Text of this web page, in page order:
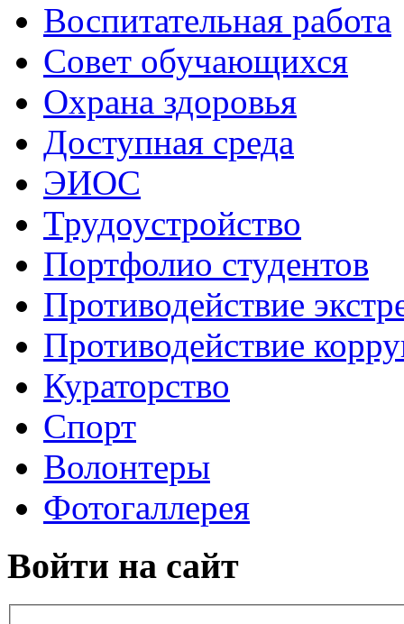
Воспитательная работа
Совет обучающихся
Охрана здоровья
Доступная среда
ЭИОС
Трудоустройство
Портфолио студентов
Противодействие
Противодействие
Кураторство
Спорт
Волонтеры
Фотогаллерея
Войти на сайт